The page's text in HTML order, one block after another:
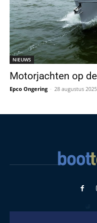
NIEUWS
Motorjachten op
Epco Ongering - 28 augustus 2025